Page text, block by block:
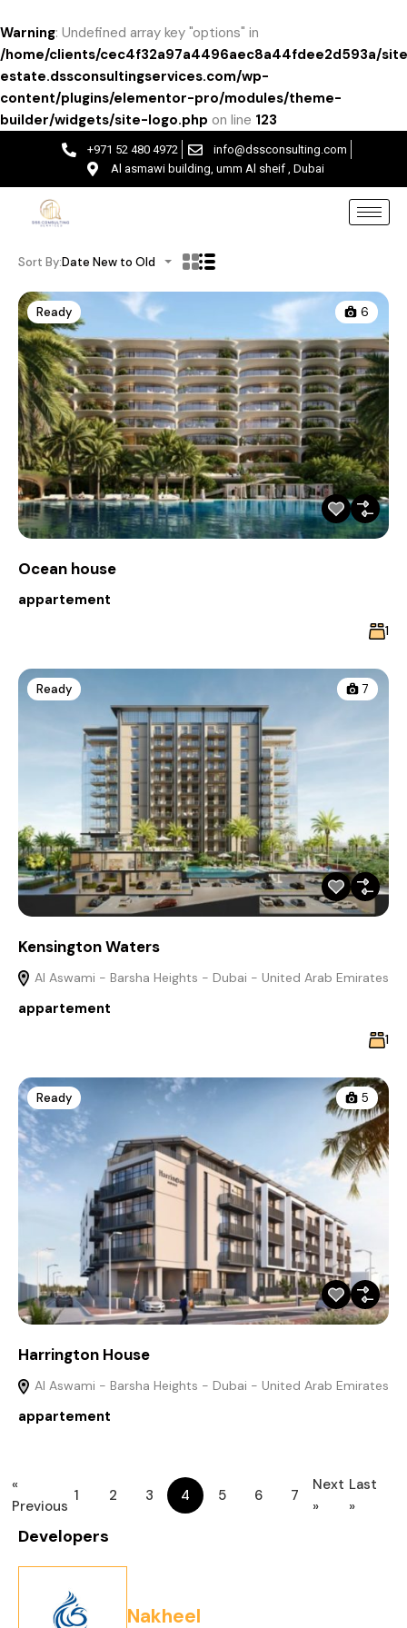
Warning: Undefined array key "options" in
/home/clients/cec4f32a97a4496aec8a44fdee2d593a/
estate.dssconsultingservices.com/wp-
content/plugins/elementor-pro/modules/theme-
builder/widgets/site-logo.php on line 123
+971 52 480 4972
info@dssconsulting.com
Al asmawi building, umm Al sheif , Dubai
Sort By:Date New to Old
Ready 6
Ocean house
appartement
1
Ready 7
Kensington Waters
Al Aswami - Barsha Heights - Dubai - United Arab Emirates
appartement
1
Ready 5
Harrington House
Al Aswami - Barsha Heights - Dubai - United Arab Emirates
appartement
«
Previous
1 2 3 4 5 6 7
Next
»
Last
»
Developers
Nakheel